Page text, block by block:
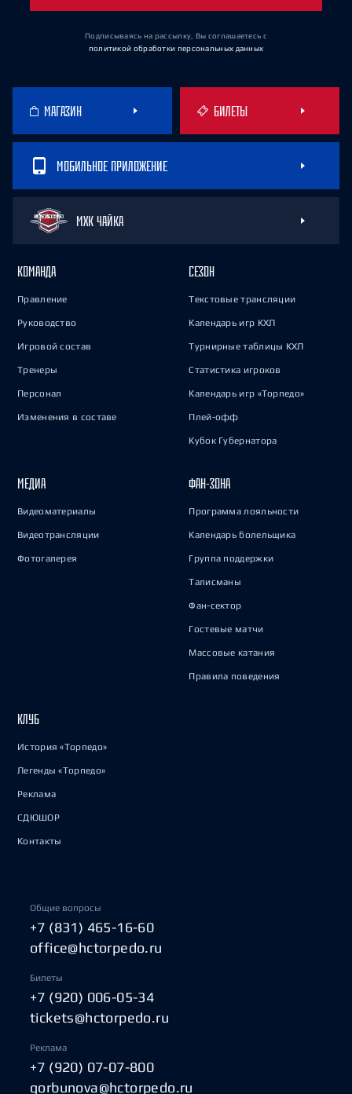
Подписываясь на рассылку, Вы соглашаетесь с
политикой обработки персональных данных
МАГАЗИН БИЛЕТЫ
МОБИЛЬНОЕ ПРИЛОЖЕНИЕ
МХК ЧАЙКА
КОМАНДА
Правление
Руководство
Игровой состав
Тренеры
Персонал
Изменения в составе
СЕЗОН
Текстовые трансляции
Календарь игр КХЛ
Турнирные таблицы КХЛ
Статистика игроков
Календарь игр «Торпедо»
Плей-офф
Кубок Губернатора
МЕДИА
Видеоматериалы
Видеотрансляции
Фотогалерея
ФАН-ЗОНА
Программа лояльности
Календарь болельщика
Группа поддержки
Талисманы
Фан-сектор
Гостевые матчи
Массовые катания
Правила поведения
КЛУБ
История «Торпедо»
Легенды «Торпедо»
Реклама
СДЮШОР
Контакты
Общие вопросы
+7 (831) 465-16-60
office@hctorpedo.ru
Билеты
+7 (920) 006-05-34
tickets@hctorpedo.ru
Реклама
+7 (920) 07-07-800
gorbunova@hctorpedo.ru